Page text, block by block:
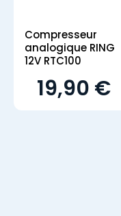
Compresseur
analogique RING
12V RTC100
19,90 €